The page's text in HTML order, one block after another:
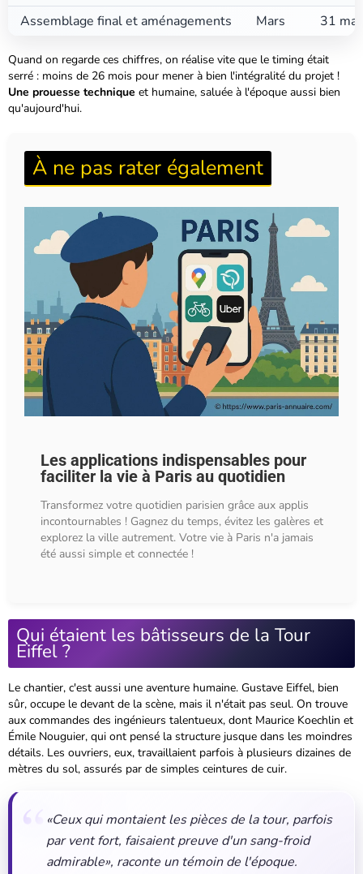
Assemblage final et aménagements Mars 31
Quand on regarde ces chiffres, on réalise vite que le timing était
serré : moins de 26 mois pour mener à bien l'intégralité du projet !
Une prouesse technique et humaine, saluée à l'époque aussi bien
qu'aujourd'hui.
À ne pas rater également
Les applications indispensables pour
faciliter la vie à Paris au quotidien
Transformez votre quotidien parisien grâce aux applis
incontournables ! Gagnez du temps, évitez les galères et
explorez la ville autrement. Votre vie à Paris n'a jamais
été aussi simple et connectée !
Qui étaient les bâtisseurs de la Tour
Eiffel ?
Le chantier, c'est aussi une aventure humaine. Gustave Eiffel, bien
sûr, occupe le devant de la scène, mais il n'était pas seul. On trouve
aux commandes des ingénieurs talentueux, dont Maurice Koechlin et
Émile Nouguier, qui ont pensé la structure jusque dans les moindres
détails. Les ouvriers, eux, travaillaient parfois à plusieurs dizaines de
mètres du sol, assurés par de simples ceintures de cuir.
«Ceux qui montaient les pièces de la tour, parfois
par vent fort, faisaient preuve d'un sang-froid
admirable», raconte un témoin de l'époque.